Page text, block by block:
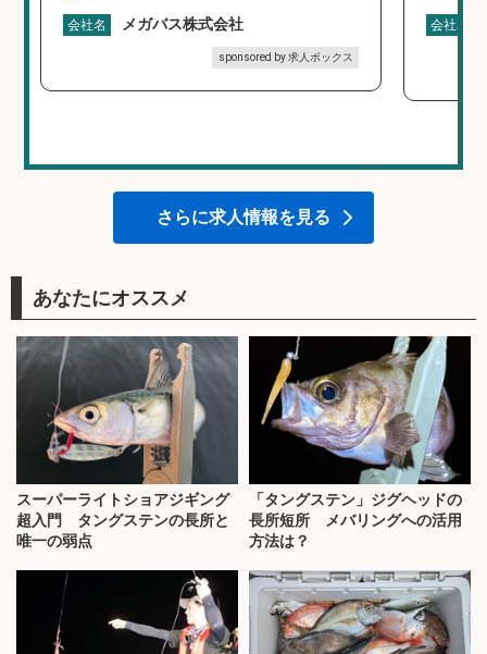
会社名 メガバス株式会社
sponsored by 求人ボックス
会社名
さらに求人情報を見る
あなたにオススメ
スーパーライトショアジギング
超入門 タングステンの長所と
唯一の弱点
「タングステン」ジグヘッドの
長所短所 メバリングへの活用
方法は？